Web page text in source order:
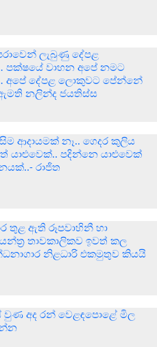
ලැබුණු දේපළ
පක්ෂයේ වාහන අපේ නමට
අපේ දේපළ ලොකුවට පේන්නේ
නලින්ද ජයතිස්ස
ආදායමක් නෑ.. ගෙදර කුලිය
යාළුවෙක්.. පදින්නෙ යාළුවෙක්
රාජිත
තුළ ඇති රූපවාහිනී හා
තාවකාලිකව ඉවත් කල
නිළධාරි එකමුතුව කියයි
වුණ අද රන් වෙළඳපොළේ මිල